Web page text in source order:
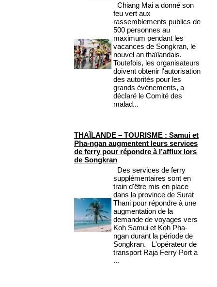
Chiang Mai a donné son
feu vert aux
rassemblements publics de
500 personnes au
maximum pendant les
vacances de Songkran, le
nouvel an thaïlandais.
Toutefois, les organisateurs
doivent obtenir l'autorisation
des autorités pour les
grands événements, a
déclaré le Comité des
malad...
THAÏLANDE – TOURISME : Samui et
Pha-ngan augmentent leurs services
de ferry pour répondre à l’afflux lors
de Songkran
Des services de ferry
supplémentaires sont en
train d'être mis en place
dans la province de Surat
Thani pour répondre à une
augmentation de la
demande de voyages vers
Koh Samui et Koh Pha-
ngan durant la période de
Songkran. L'opérateur de
transport Raja Ferry Port a
...